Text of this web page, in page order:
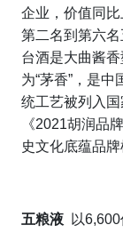
企业，价值同
第二名到第六
台酒是大曲酱
为“茅香”，是中
统工艺被列入
《2021胡润品
史文化底蕴品牌
五粮液 以6,600